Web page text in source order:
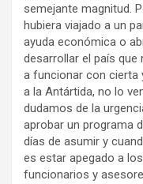
semejante magnitud.
hubiera viajado a un
ayuda económica o
desarrollar el país
a funcionar con cierta
a la Antártida, no lo
dudamos de la
aprobar un programa
días de asumir y
es estar apegado a
funcionarios y